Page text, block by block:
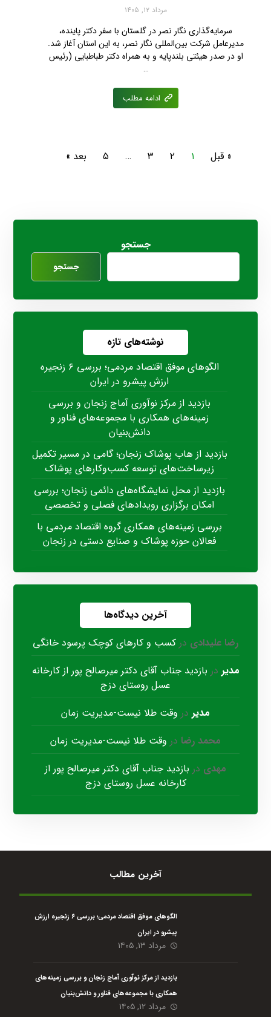
مرداد ۱۲, ۱۴۰۵
سرمایه‌گذاری نگار نصر در گلستان با سفر دکتر پاینده،
مدیرعامل شرکت بین‌المللی نگار نصر، به این استان آغاز شد.
او در صدر هیئتی بلندپایه و به همراه دکتر طباطبایی (رئیس
…
ادامه مطلب
« قبل ۱ ۲ ۳ … ۵ بعد »
جستجو
جستجو
نوشته‌های تازه
الگوهای موفق اقتصاد مردمی؛ بررسی ۶ زنجیره
ارزش پیشرو در ایران
بازدید از مرکز نوآوری آماج زنجان و بررسی
زمینه‌های همکاری با مجموعه‌های فناور و
دانش‌بنیان
بازدید از هاب پوشاک زنجان؛ گامی در مسیر تکمیل
زیرساخت‌های توسعه کسب‌وکارهای پوشاک
بازدید از محل نمایشگاه‌های دائمی زنجان؛ بررسی
امکان برگزاری رویدادهای فصلی و تخصصی
بررسی زمینه‌های همکاری گروه اقتصاد مردمی با
فعالان حوزه پوشاک و صنایع دستی در زنجان
آخرین دیدگاه‌ها
رضا علیدادی در کسب و کارهای کوچک پرسود خانگی
مدیر در بازدید جناب آقای دکتر میرصالح پور از کارخانه
عسل روستای دزج
مدیر در وقت طلا نیست-مدیریت زمان
محمد رضا در وقت طلا نیست-مدیریت زمان
مهدی در بازدید جناب آقای دکتر میرصالح پور از
کارخانه عسل روستای دزج
آخرین مطالب
الگوهای موفق اقتصاد مردمی؛ بررسی ۶ زنجیره ارزش
پیشرو در ایران
مرداد ۱۳, ۱۴۰۵
بازدید از مرکز نوآوری آماج زنجان و بررسی زمینه‌های
همکاری با مجموعه‌های فناور و دانش‌بنیان
مرداد ۱۲, ۱۴۰۵